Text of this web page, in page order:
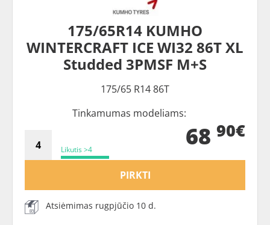
175/65R14 KUMHO
WINTERCRAFT ICE WI32 86T XL
Studded 3PMSF M+S
175/65 R14 86T
Tinkamumas modeliams:
Likutis >4 68 90€
PIRKTI
Atsiėmimas rugpjūčio 10 d.